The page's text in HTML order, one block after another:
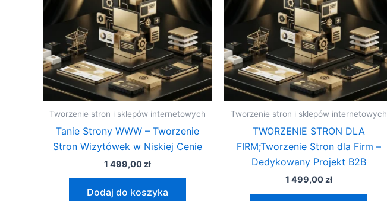
Tworzenie stron i sklepów internetowych
Tanie Strony WWW – Tworzenie
Stron Wizytówek w Niskiej Cenie
1 499,00 zł
Dodaj do koszyka
Tworzenie stron i sklepów internetowych
TWORZENIE STRON DLA
FIRM;Tworzenie Stron dla Firm –
Dedykowany Projekt B2B
1 499,00 zł